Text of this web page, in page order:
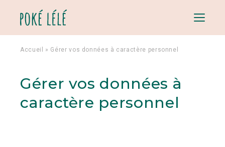
Menu
Accueil » Gérer vos données à caractère personnel
Gérer vos données à
caractère personnel